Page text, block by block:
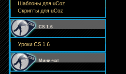
Шаблоны для uCoz
Скрипты для uCoz
CS 1.6
Уроки CS 1.6
Мини-чат